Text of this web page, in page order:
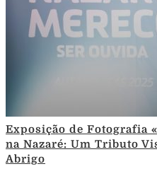
Exposição de Fotografia
na Nazaré: Um Tributo
Abrigo